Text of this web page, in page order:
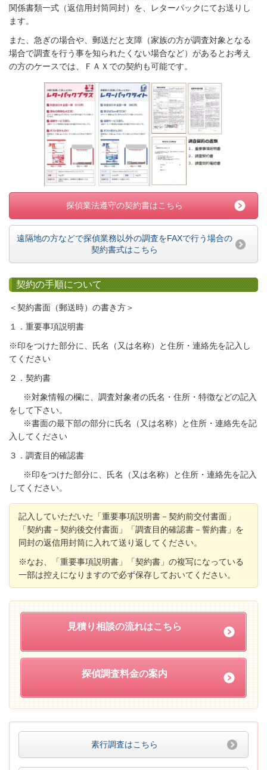
関係書類一式（返信用封筒同封）を、レターパックにてお送りし
ます。
また、急ぎの場合や、郵送だと支障（家族の方が調査対象となる
場合で調査を行う事を知られたくない場合など）があるとお考え
の方のケースでは、ＦＡＸでの契約も可能です。
探偵業法遵守の契約書はこちら
遠隔地の方などで探偵業務以外の調査をFAXで行う場合の
契約書式はこちら
契約の手順について
＜契約書面（郵送時）の書き方＞
１．重要事項説明書
※印をつけた部分に、氏名（又は名称）と住所・連絡先を記入し
て ください
２．契約書
※対象情報の欄に、調査対象者の氏名・住所・特徴などの記入
をして下さい。
※書面の最下部の部分に氏名（又は名称）と住所・連絡先を記
入してください
３．調査目的確認書
※印をつけた部分に、氏名（又は名称）と住所・連絡先を記入
してください。
記入していただいた「重要事項説明書－契約前交付書面」
「契約書－契約後交付書面」「調査目的確認書－誓約書」を
同封の返信用封筒に入れて送り返してください。
※なお、「重要事項説明書」「契約書」の複写になっている
一部は控えになりますので必ず保存しておいてください。
見積り相談の流れはこちら
探偵調査料金の案内
素行調査はこちら